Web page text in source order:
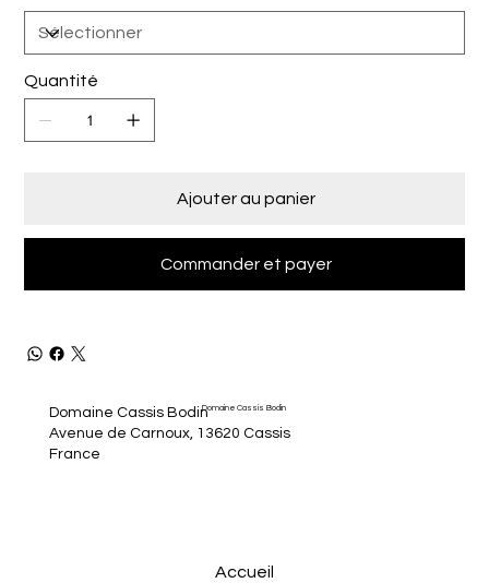
Quantité
Ajouter au panier
Commander et payer
Domaine Cassis Bodin
Domaine Cassis Bodin
Avenue de Carnoux, 13620 Cassis
France
Accueil